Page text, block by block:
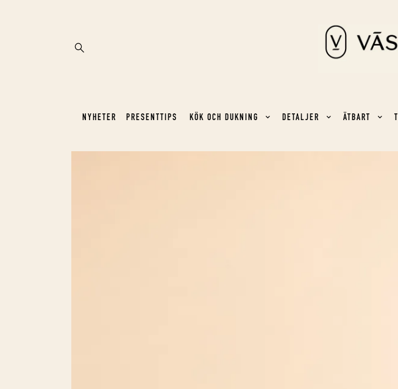
NYHETER PRESENTTIPS KÖK OCH DUKNING DETALJER ÄTBART